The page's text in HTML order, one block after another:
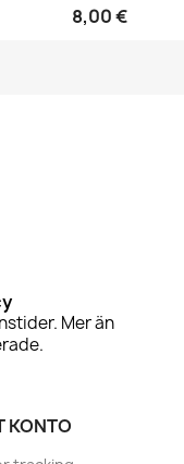
8,00 €
Mer än
KONTO